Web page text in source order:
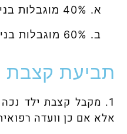
א. 40% מוגבלות בניידות לפחות – במידה והתובע מחזיק ברישיון נהיגה תקף.
ב. 60% מוגבלות בניידות לפחות – במידה והתובע אינו מחזיק ברישיון נהיגה תקף.
תביעת קצבת
1. מקבל קצבת ילד
אלא אם כן וועדה